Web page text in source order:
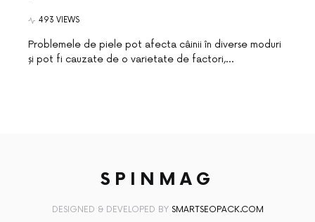
493 VIEWS
Problemele de piele pot afecta câinii în diverse moduri
și pot fi cauzate de o varietate de factori,…
SPINMAG
DESIGNED & DEVELOPED BY SMARTSEOPACK.COM